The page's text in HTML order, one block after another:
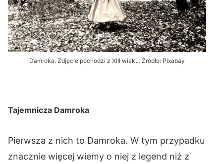
Damroka. Zdjęcie pochodzi z XIII wieku. Źródło: Pixabay
Tajemnicza Damroka
Pierwsza z nich to Damroka. W tym przypadku
znacznie więcej wiemy o niej z legend niż z